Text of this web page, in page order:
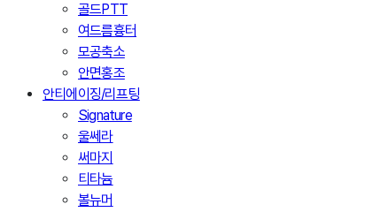
골드PTT
여드름흉터
모공축소
안면홍조
안티에이징/리프팅
Signature
울쎄라
써마지
티타늄
볼뉴머